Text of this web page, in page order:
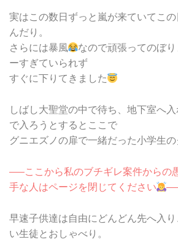
実はこの数日ずっと嵐が来ていてこ
んだり。
さらには暴風
なので頑張ってのぼ
ーすぎていられず
すぐに下りてきました
しばし大聖堂の中で待ち、地下室へ
で入ろうとするとここで
グニエズノの扉で一緒だった小学生
—–ここから私のブチギレ案件からの
手な人はページを閉じてください
早速子供達は自由にどんどん先へ入
い生徒とおしゃべり。